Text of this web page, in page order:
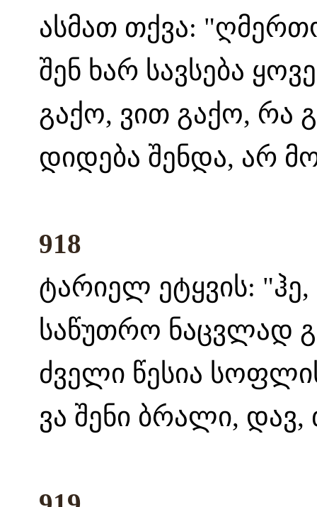
ასმათ თქვა:
შენ ხარ სავსება
გაქო, ვით გაქო, რა
დიდება შენდა, არ
918
ტარიელ ეტყვის:
საწუთრო ნაცვლად
ძველი წესია
ვა შენი ბრალი,